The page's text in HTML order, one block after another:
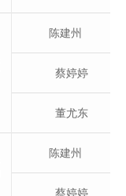
陈建州
蔡婷婷
董尤东
陈建州
蔡婷婷